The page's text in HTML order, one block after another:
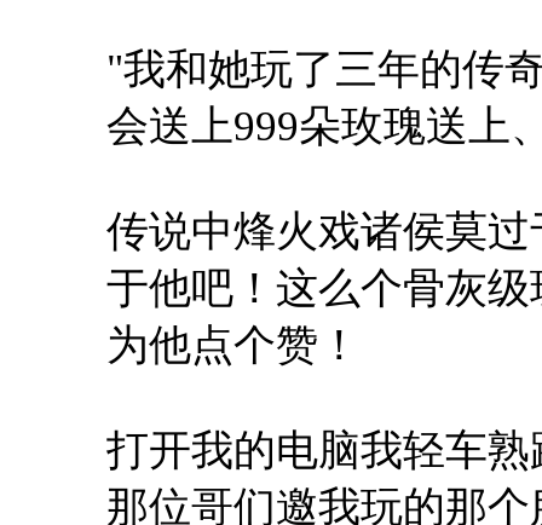
"我和她玩了三年的传
会送上999朵玫瑰送上
传说中烽火戏诸侯莫
于他吧！这么个骨灰
为他点个赞！
打开我的电脑我轻车
那位哥们邀我玩的那